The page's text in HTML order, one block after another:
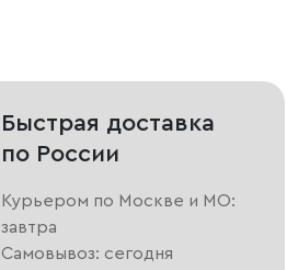
Быстрая доставка
по России
Курьером по Москве и МО:
завтра
Самовывоз: сегодня